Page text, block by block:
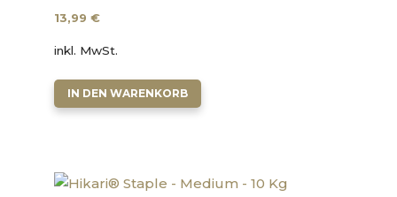
13,99 €
inkl. MwSt.
IN DEN WARENKORB